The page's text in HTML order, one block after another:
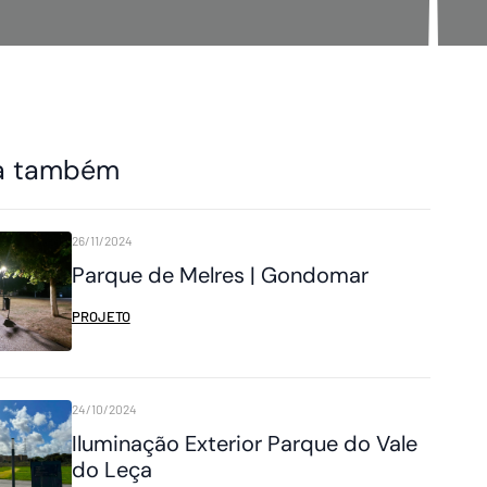
também
Parque de Melres | Gondomar
26/11/2024
PROJETO
Iluminação Exterior Parque do Vale
do Leça
24/10/2024